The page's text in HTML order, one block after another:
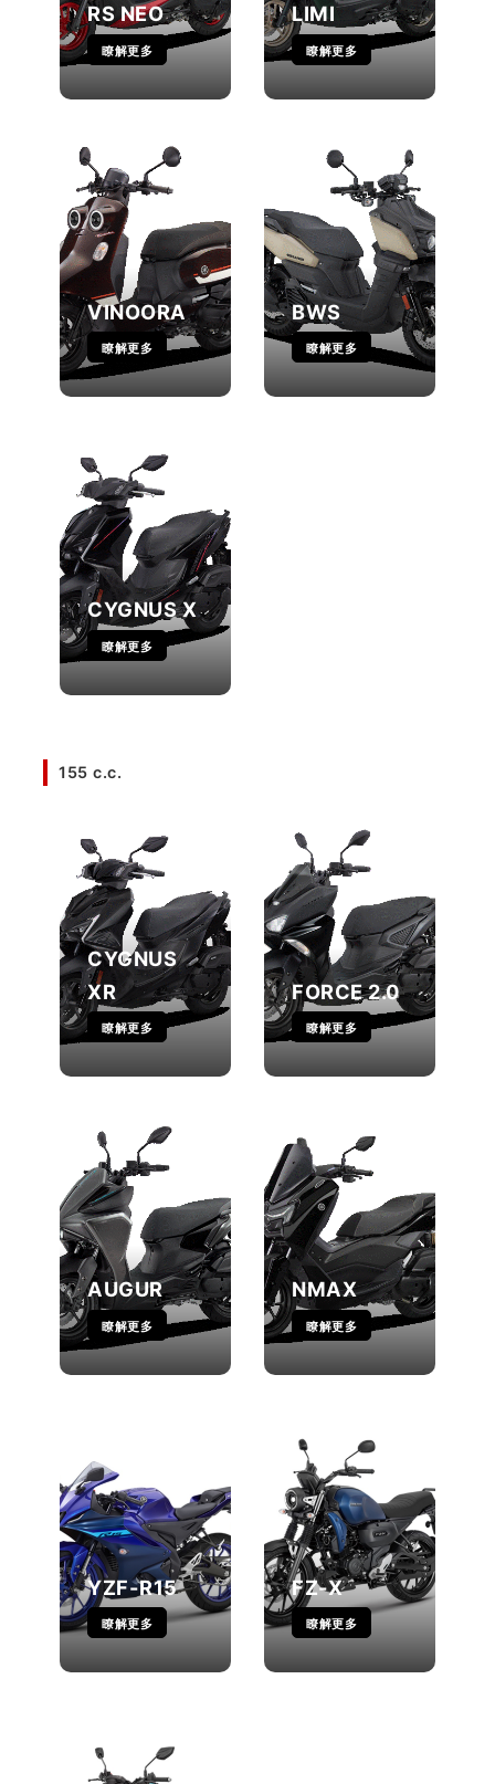
RS NEO
瞭解更多
LIMI
瞭解更多
VINOORA
瞭解更多
BWS
瞭解更多
CYGNUS X
瞭解更多
155 c.c.
CYGNUS
XR
瞭解更多
FORCE 2.0
瞭解更多
AUGUR
瞭解更多
NMAX
瞭解更多
YZF-R15
瞭解更多
FZ-X
瞭解更多